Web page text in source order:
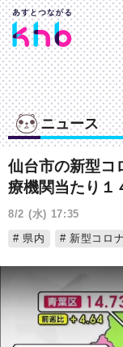
ニュース
仙台市の新型
療機関当たり１
8/2 (水) 17:35
県内
新型コロ